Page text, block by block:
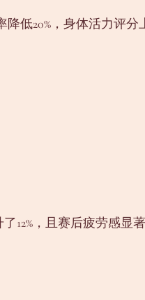
低20%，身体活力评分上
，且赛后疲劳感显著